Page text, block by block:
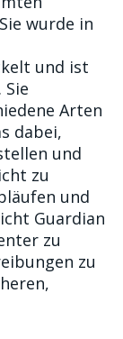
wurde in
und ist
Arten
dabei,
und
zu
und
Guardian
zu
zu